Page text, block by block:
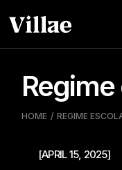
para
HOME REGIME
[APRIL 15, 2025]